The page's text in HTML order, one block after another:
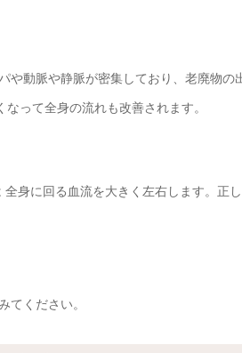
動脈や静脈が密集しており、老廃物の
って全身の流れも改善されます。
身に回る血流を大きく左右します。正
てください。